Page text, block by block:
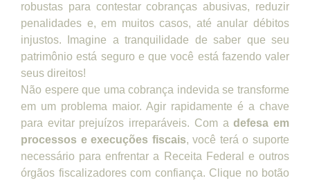
robustas para contestar cobranças abusivas, reduzir
penalidades e, em muitos casos, até anular débitos
injustos. Imagine a tranquilidade de saber que seu
patrimônio está seguro e que você está fazendo valer
seus direitos!
Não espere que uma cobrança indevida se transforme
em um problema maior. Agir rapidamente é a chave
para evitar prejuízos irreparáveis. Com adefesa em
processos e execuções fiscais, você terá o suporte
necessário para enfrentar a Receita Federal e outros
órgãos fiscalizadores com confiança. Clique no botão